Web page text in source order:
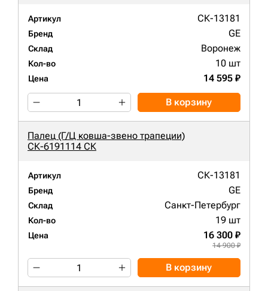
Артикул СК-13181
Бренд GE
Склад Воронеж
Кол-во 10 шт
Цена 14 595 ₽
В корзину
Палец (Г/Ц ковша-звено трапеции)
СК-6191114 СК
Артикул СК-13181
Бренд GE
Склад Санкт-Петербург
Кол-во 19 шт
Цена 16 300 ₽
14 900 ₽
В корзину